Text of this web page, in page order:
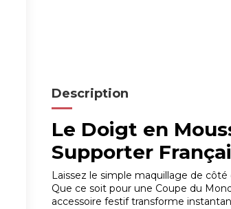
Description
Le Doigt en
Supporter
Laissez le simple maquillage de
Que ce soit pour une Coupe du
accessoire festif transforme